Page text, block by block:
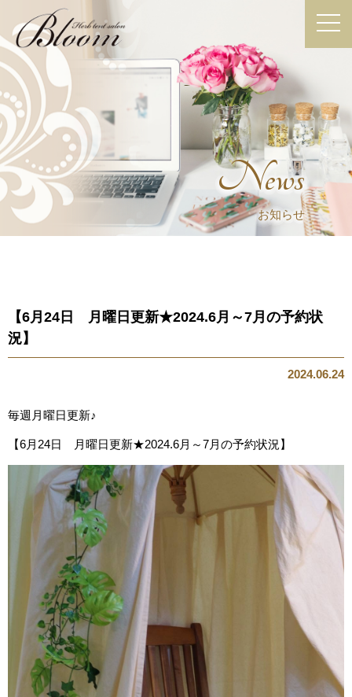
News
お知らせ
【6月24日 月曜日更新★2024.6月～7月の予約状
況】
2024.06.24
毎週月曜日更新♪
【6月24日 月曜日更新★2024.6月～7月の予約状況】